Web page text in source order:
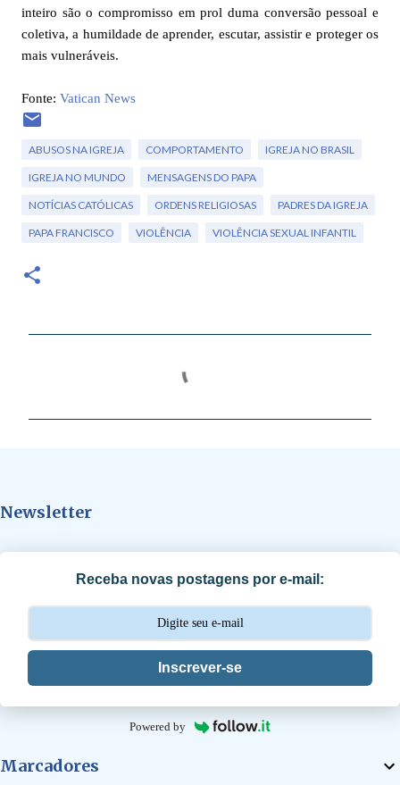
inteiro são o compromisso em prol duma conversão pessoal e
coletiva, a humildade de aprender, escutar, assistir e proteger os
mais vulneráveis.
Fonte: Vatican News
ABUSOS NA IGREJA COMPORTAMENTO IGREJA NO BRASIL
IGREJA NO MUNDO MENSAGENS DO PAPA
NOTÍCIAS CATÓLICAS ORDENS RELIGIOSAS PADRES DA IGREJA
PAPA FRANCISCO VIOLÊNCIA VIOLÊNCIA SEXUAL INFANTIL
á
s
Newsletter
Receba novas postagens por e-mail:
Inscrever-se
Powered by
Marcadores